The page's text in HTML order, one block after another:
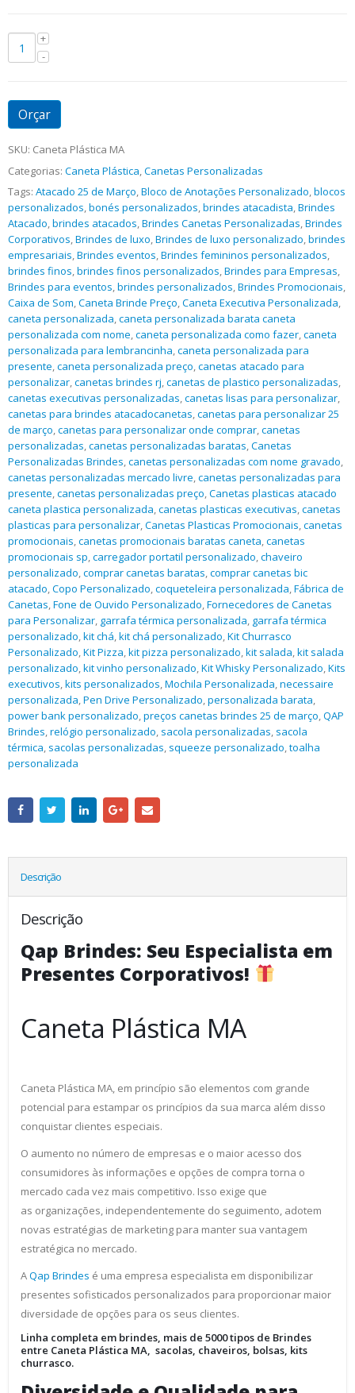
Orçar
SKU: Caneta Plástica MA
Categorias: Caneta Plástica,Canetas Personalizadas
Tags: Atacado 25 de Março,Bloco de Anotações Personalizado,blocos
personalizados,bonés personalizados,brindes atacadista,Brindes
Atacado,brindes atacados,Brindes Canetas Personalizadas,Brindes
Corporativos,Brindes de luxo,Brindes de luxo personalizado,brindes
empresariais,Brindes eventos,Brindes femininos personalizados,
brindes finos,brindes finos personalizados,Brindes para Empresas,
Brindes para eventos,brindes personalizados,Brindes Promocionais,
Caixa de Som,Caneta Brinde Preço,Caneta Executiva Personalizada,
caneta personalizada,caneta personalizada barata caneta
personalizada com nome,caneta personalizada como fazer,caneta
personalizada para lembrancinha,caneta personalizada para
presente,caneta personalizada preço,canetas atacado para
personalizar,canetas brindes rj,canetas de plastico personalizadas,
canetas executivas personalizadas,canetas lisas para personalizar,
canetas para brindes atacadocanetas,canetas para personalizar 25
de março,canetas para personalizar onde comprar,canetas
personalizadas,canetas personalizadas baratas,Canetas
Personalizadas Brindes,canetas personalizadas com nome gravado,
canetas personalizadas mercado livre,canetas personalizadas para
presente,canetas personalizadas preço,Canetas plasticas atacado
caneta plastica personalizada,canetas plasticas executivas,canetas
plasticas para personalizar,Canetas Plasticas Promocionais,canetas
promocionais,canetas promocionais baratas caneta,canetas
promocionais sp,carregador portatil personalizado,chaveiro
personalizado,comprar canetas baratas,comprar canetas bic
atacado,Copo Personalizado,coqueteleira personalizada,Fábrica de
Canetas,Fone de Ouvido Personalizado,Fornecedores de Canetas
para Personalizar, garrafa térmica personalizada, garrafa térmica
personalizado,kit chá,kit chá personalizado,Kit Churrasco
Personalizado,Kit Pizza,kit pizza personalizado,kit salada,kit salada
personalizado,kit vinho personalizado,Kit Whisky Personalizado,Kits
executivos,kits personalizados,Mochila Personalizada,necessaire
personalizada,Pen Drive Personalizado,personalizada barata,
power bank personalizado,preços canetas brindes 25 de março,QAP
Brindes,relógio personalizado, sacola personalizadas, sacola
térmica, sacolas personalizadas, squeeze personalizado,toalha
personalizada
Descrição
Descrição
Qap Brindes: Seu Especialista em
Presentes Corporativos!
Caneta Plástica MA
Caneta Plástica MA, em princípio são elementos com grande
potencial para estampar os princípios da sua marca além disso
conquistar clientes especiais.
O aumento no número de empresas e o maior acesso dos
consumidores às informações e opções de compra torna o
mercado cada vez mais competitivo. Isso exige que
as organizações, independentemente do seguimento, adotem
novas estratégias de marketing para manter sua vantagem
estratégica no mercado.
AQap Brindes é uma empresa especialista em disponibilizar
presentes sofisticados personalizados para proporcionar maior
diversidade de opções para os seus clientes.
Linha completa em brindes, mais de 5000 tipos de Brindes
entre Caneta Plástica MA, sacolas, chaveiros, bolsas, kits
churrasco.